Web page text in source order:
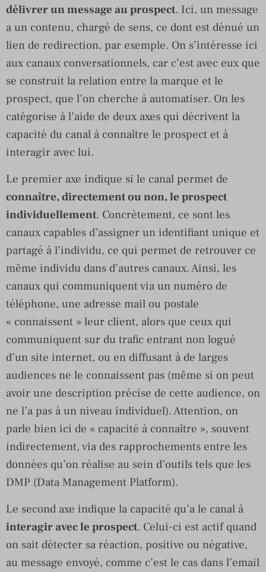
délivrer un message au prospect. Ici, un message
a un contenu, chargé de sens, ce dont est dénué un
lien de redirection, par exemple. On s’intéresse ici
aux canaux conversationnels, car c’est avec eux que
se construit la relation entre la marque et le
prospect, que l’on cherche à automatiser. On les
catégorise à l’aide de deux axes qui décrivent la
capacité du canal à connaître le prospect et à
interagir avec lui.
Le premier axe indique si le canal permet de
connaître, directement ou non, le prospect
individuellement. Concrètement, ce sont les
canaux capables d’assigner un identifiant unique et
partagé à l’individu, ce qui permet de retrouver ce
même individu dans d’autres canaux. Ainsi, les
canaux qui communiquent via un numéro de
téléphone, une adresse mail ou postale
« connaissent » leur client, alors que ceux qui
communiquent sur du trafic entrant non logué
d’un site internet, ou en diffusant à de larges
audiences ne le connaissent pas (même si on peut
avoir une description précise de cette audience, on
ne l’a pas à un niveau individuel). Attention, on
parle bien ici de « capacité à connaître », souvent
indirectement, via des rapprochements entre les
données qu’on réalise au sein d’outils tels que les
DMP (Data Management Platform).
Le second axe indique la capacité qu’a le canal à
interagir avec le prospect. Celui-ci est actif quand
on sait détecter sa réaction, positive ou négative,
au message envoyé, comme c’est le cas dans l’email